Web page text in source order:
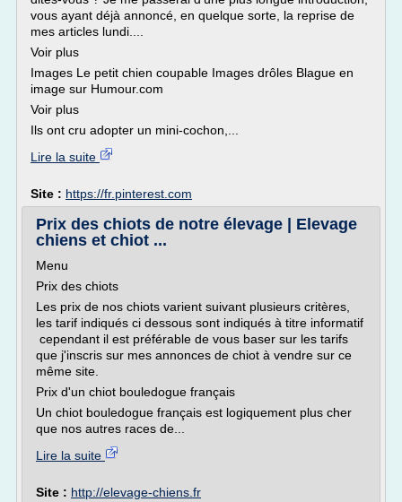
vous ayant déjà annoncé, en quelque sorte, la reprise de
mes articles lundi....
Voir plus
Images Le petit chien coupable Images drôles Blague en
image sur Humour.com
Voir plus
Ils ont cru adopter un mini-cochon,...
Lire la suite
Site : https://fr.pinterest.com
Prix des chiots de notre élevage | Elevage
chiens et chiot ...
Menu
Prix des chiots
Les prix de nos chiots varient suivant plusieurs critères,
les tarif indiqués ci dessous sont indiqués à titre informatif
cependant il est préférable de vous baser sur les tarifs
que j'inscris sur mes annonces de chiot à vendre sur ce
même site.
Prix d'un chiot bouledogue français
Un chiot bouledogue français est logiquement plus cher
que nos autres races de...
Lire la suite
Site : http://elevage-chiens.fr